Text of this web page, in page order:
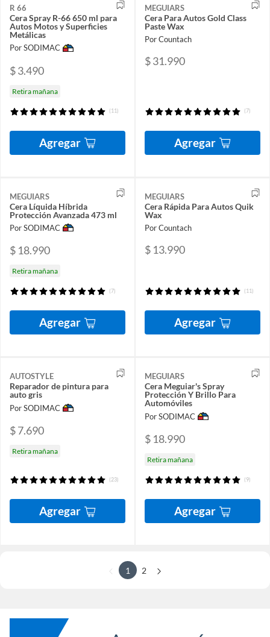
R 66
Cera Spray R-66 650 ml para
Autos Motos y Superficies
Metálicas
Por SODIMAC
$ 3.490
Retira mañana
(11)
Agregar
MEGUIARS
Cera Para Autos Gold Class
Paste Wax
Por Countach
$ 31.990
(7)
Agregar
MEGUIARS
Cera Líquida Híbrida
Protección Avanzada 473 ml
Por SODIMAC
$ 18.990
Retira mañana
(7)
Agregar
MEGUIARS
Cera Rápida Para Autos Quik
Wax
Por Countach
$ 13.990
(11)
Agregar
AUTOSTYLE
Reparador de pintura para
auto gris
Por SODIMAC
$ 7.690
Retira mañana
(23)
Agregar
MEGUIARS
Cera Meguiar's Spray
Protección Y Brillo Para
Automóviles
Por SODIMAC
$ 18.990
Retira mañana
(9)
Agregar
1 2